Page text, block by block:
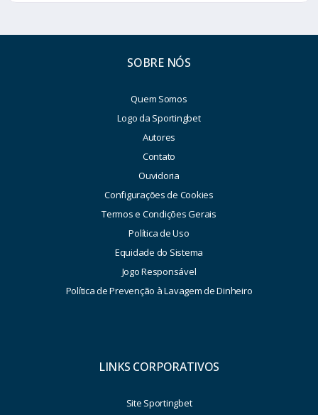
SOBRE NÓS
Quem Somos
Logo da Sportingbet
Autores
Contato
Ouvidoria
Configurações de Cookies
Termos e Condições Gerais
Política de Uso
Equidade do Sistema
Jogo Responsável
Política de Prevenção à Lavagem de Dinheiro
LINKS CORPORATIVOS
Site Sportingbet